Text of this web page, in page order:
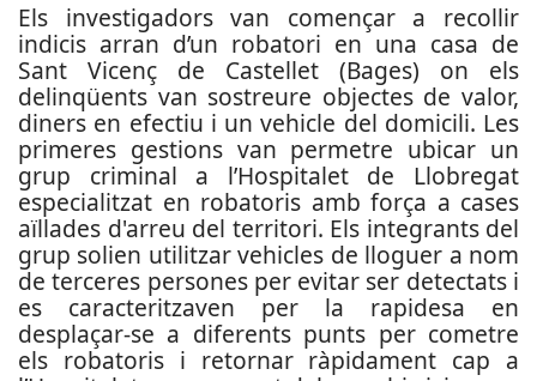
Els investigadors van començar a recollir
indicis arran d’un robatori en una casa de
Sant Vicenç de Castellet (Bages) on els
delinqüents van sostreure objectes de valor,
diners en efectiu i un vehicle del domicili. Les
primeres gestions van permetre ubicar un
grup criminal a l’Hospitalet de Llobregat
especialitzat en robatoris amb força a cases
aïllades d'arreu del territori. Els integrants del
grup solien utilitzar vehicles de lloguer a nom
de terceres persones per evitar ser detectats i
es caracteritzaven per la rapidesa en
desplaçar-se a diferents punts per cometre
els robatoris i retornar ràpidament cap a